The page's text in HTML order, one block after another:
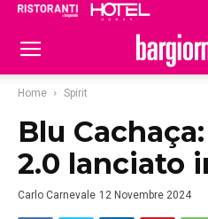
Home Spirit
Blu
2.0 lanciato
Carlo Carnevale 12 Novembre 2024